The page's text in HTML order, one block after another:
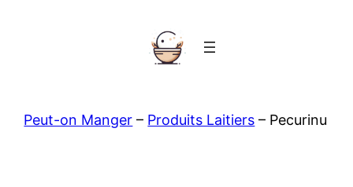
Peut-on Manger – Produits Laitiers – Pecurinu